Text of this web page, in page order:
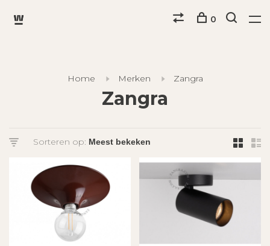
0
Home Merken Zangra
Zangra
Sorteren op: